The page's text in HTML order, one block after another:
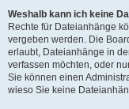
Weshalb kann ich keine
Rechte für Dateianhänge
vergeben werden. Die
erlaubt, Dateianhänge in
verfassen möchten, oder
Sie können einen
wieso Sie keine